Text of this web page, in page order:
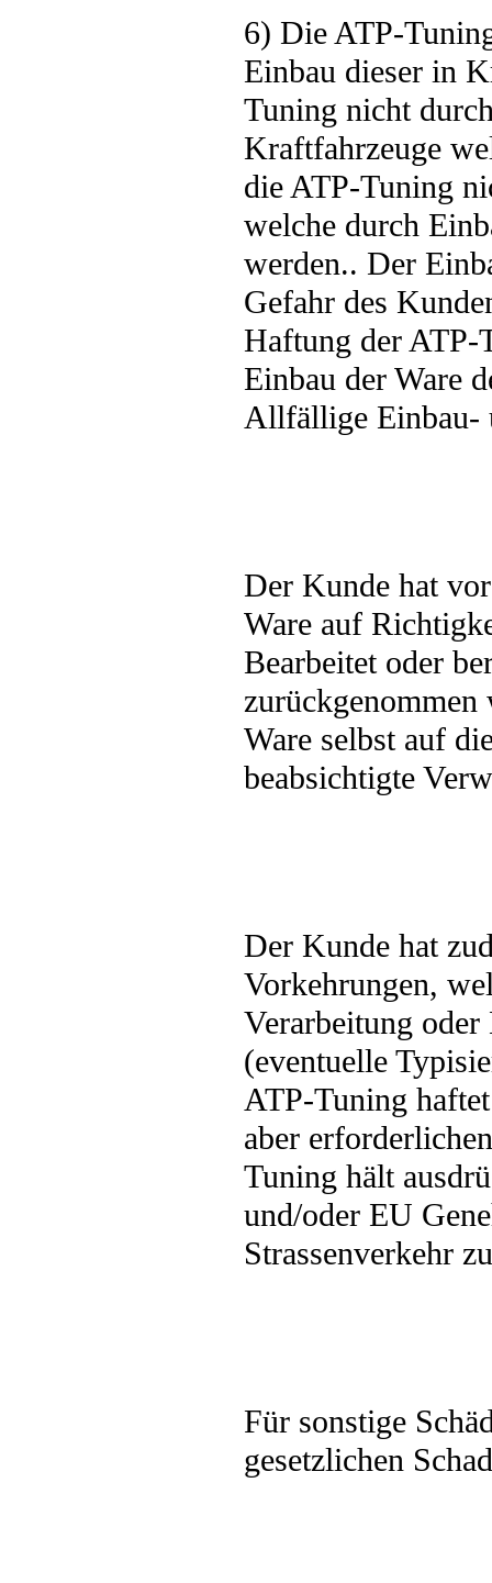
6) Die ATP-
Einbau dieser in
Tuning nicht
Kraftfahrzeuge
die ATP-Tuning
welche durch
werden.. Der
Gefahr des
Haftung der ATP-
Einbau der Ware
Allfällige Einbau-
Der Kunde hat
Ware auf
Bearbeitet oder
Ware selbst auf
beabsichtigte
Der Kunde hat
Vorkehrungen,
Verarbeitung oder
(eventuelle
ATP-Tuning
aber
Tuning hält
und/oder EU
Strassenverkehr
Für sonstige
gesetzlichen